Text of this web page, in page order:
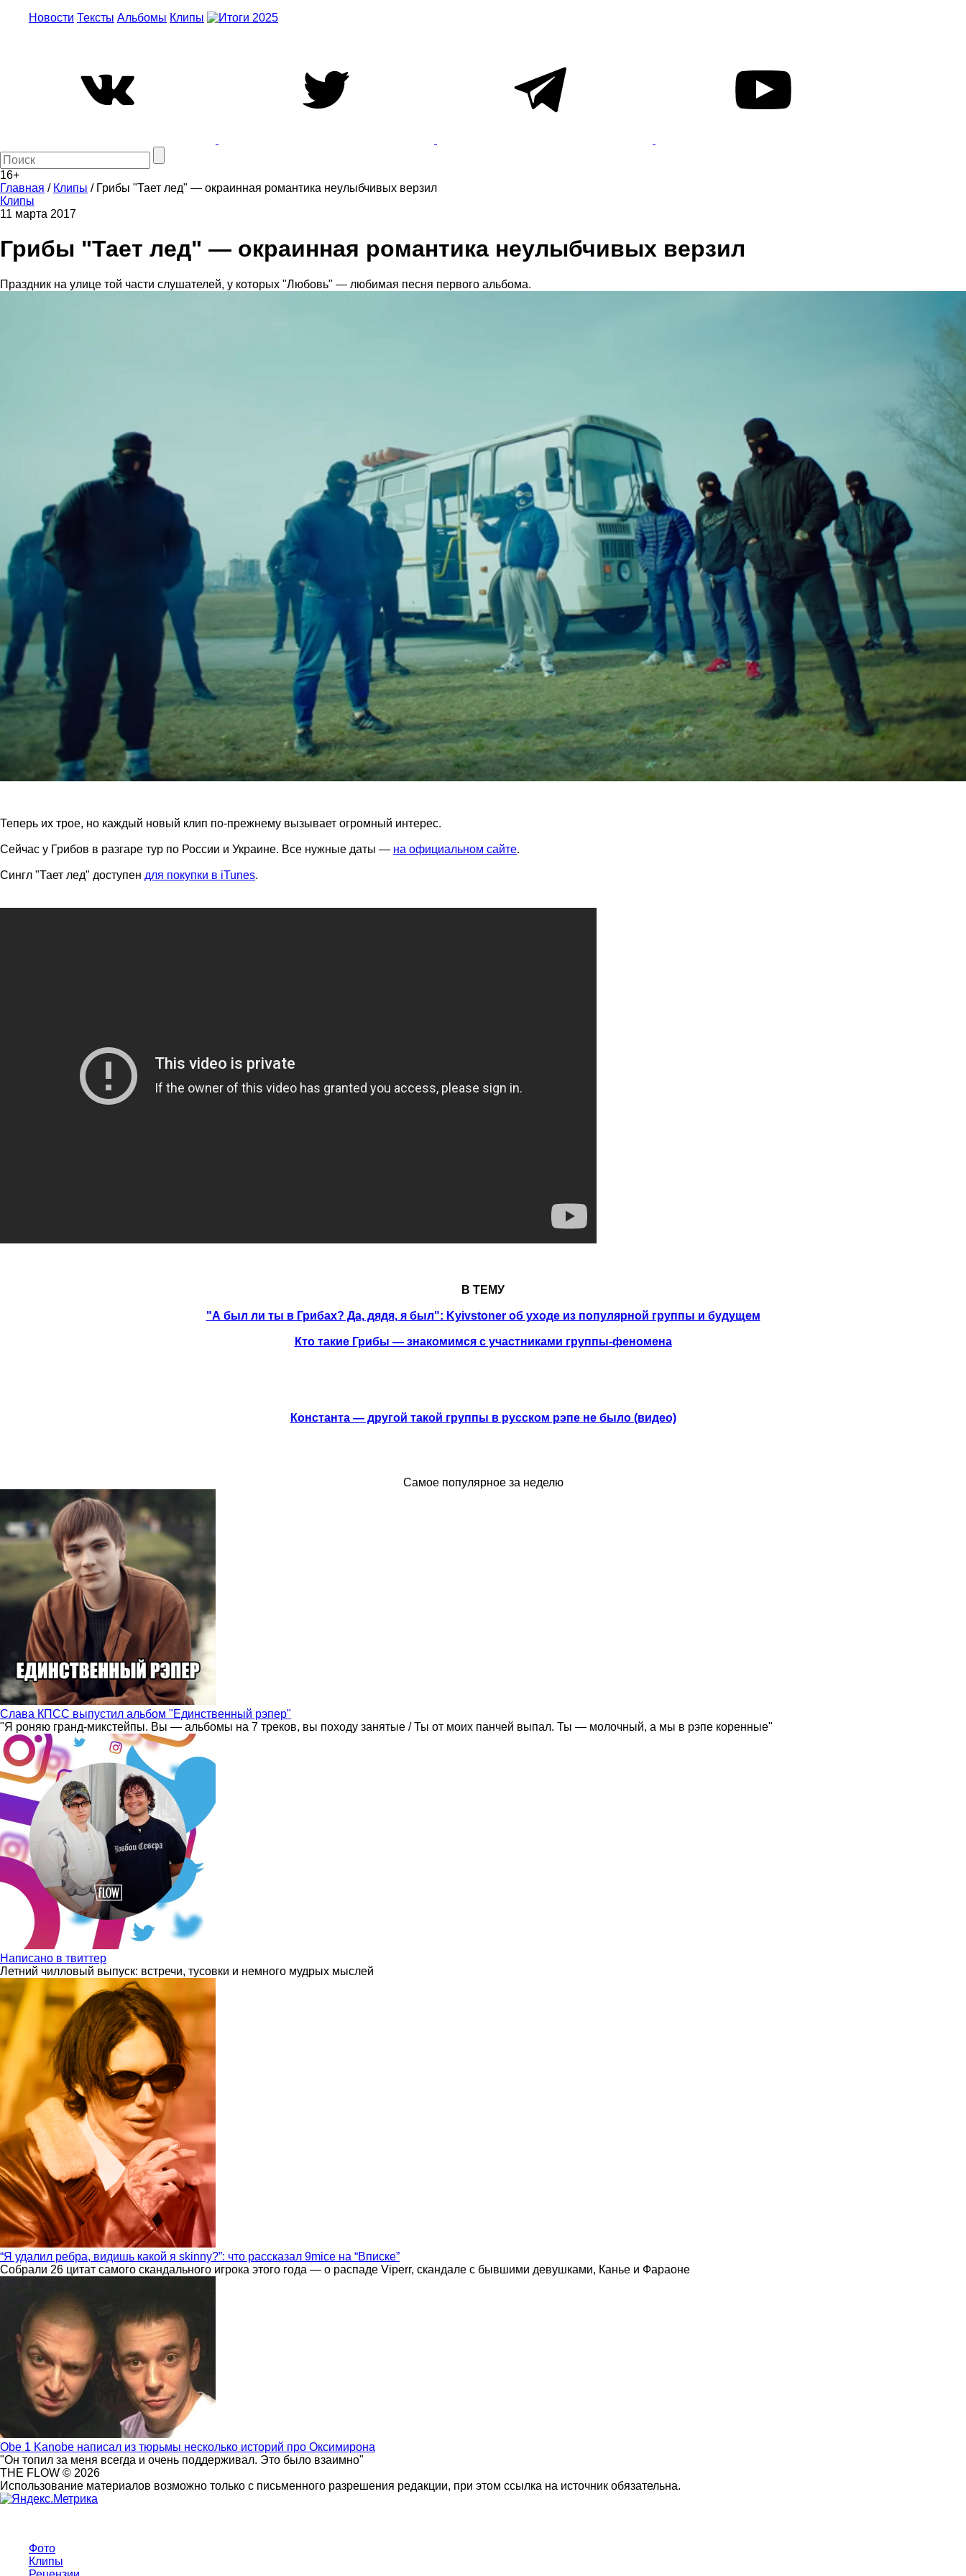
Новости Тексты Альбомы Клипы
16+
Главная / Клипы / Грибы "Тает лед" — окраинная романтика неулыбчивых верзил
Клипы
11 марта 2017
Грибы "Тает лед" — окраинная романтика неулыбчивых верзил
Праздник на улице той части слушателей, у которых "Любовь" — любимая песня первого альбома.
Теперь их трое, но каждый новый клип по-прежнему вызывает огромный интерес.
Сейчас у Грибов в разгаре тур по России и Украине. Все нужные даты — на официальном сайте.
Сингл "Тает лед" доступен для покупки в iTunes.
В ТЕМУ
"А был ли ты в Грибах? Да, дядя, я был": Kyivstoner об уходе из популярной группы и будущем
Кто такие Грибы — знакомимся с участниками группы-феномена
Константа — другой такой группы в русском рэпе не было (видео)
Самое популярное за неделю
Слава КПСС выпустил альбом "Единственный рэпер"
"Я роняю гранд-микстейпы. Вы — альбомы на 7 треков, вы походу занятые / Ты от моих панчей выпал. Ты — молочный, а мы в рэпе коренные"
Написано в твиттер
Летний чилловый выпуск: встречи, тусовки и немного мудрых мыслей
“Я удалил ребра, видишь какой я skinny?”: что рассказал 9mice на “Вписке”
Собрали 26 цитат самого скандального игрока этого года — о распаде Viperr, скандале с бывшими девушками, Канье и Фараоне
Obe 1 Kanobe написал из тюрьмы несколько историй про Оксимирона
"Он топил за меня всегда и очень поддерживал. Это было взаимно"
THE FLOW © 2026
Использование материалов возможно только с письменного разрешения редакции, при этом ссылка на источник обязательна.
Фото
Клипы